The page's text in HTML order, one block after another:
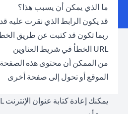
ما الذي يمكن أن يسبب هذا؟
قد يكون الرابط الذي نقرت عليه
ربما تكون قد كتبت عن طريق
URL الخطأ في شريط العناوين
من الممكن أن محتوى هذه
الموقع أو تحول إلى صفحة أخرى